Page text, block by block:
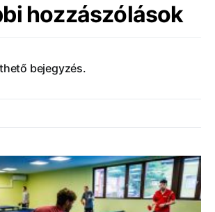
hozzászólások
bejegyzés.